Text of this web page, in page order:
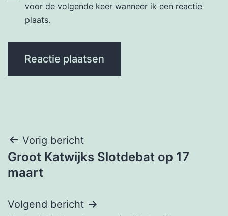
voor de volgende keer wanneer ik een reactie
plaats.
Bericht
navigatie
Vorig bericht
Groot Katwijks Slotdebat op 17
maart
Volgend bericht